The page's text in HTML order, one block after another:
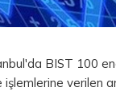
BIST 100
verilen